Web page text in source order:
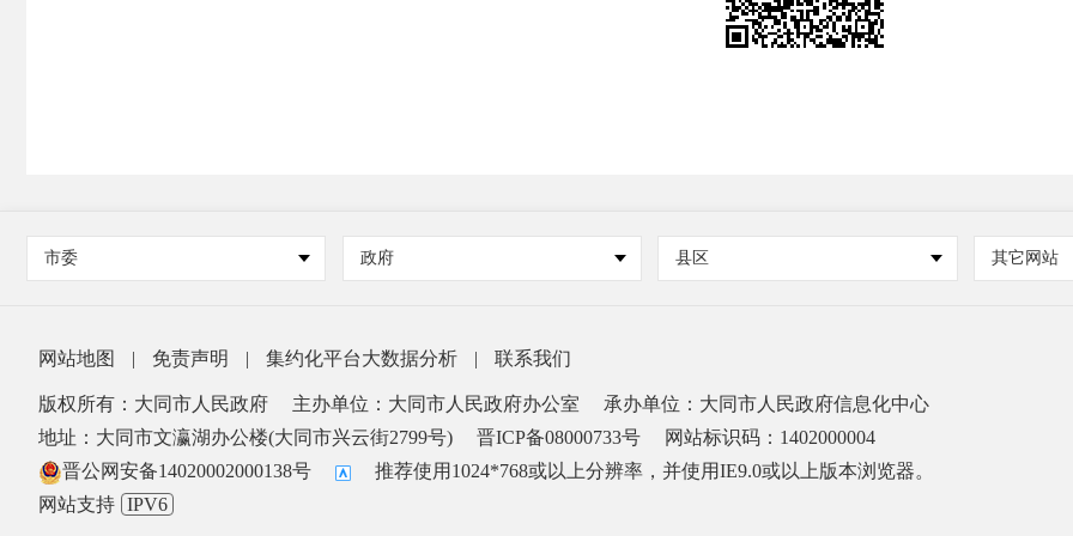
市委 政府 县区 其它网站
网站地图 | 免责声明 | 集约化平台大数据分析 | 联系我们
版权所有：大同市人民政府 主办单位：大同市人民政府办公室
承办单位：大同市人民政府信息化中心
地址：大同市文瀛湖办公楼(大同市兴云街2799号)
晋ICP备08000733号
网站标识码：1402000004
晋公网安备14020002000138号
推荐使用1024*768或以上分辨率，并使用IE9.0或以上版本浏览器。
网站支持 IPV6